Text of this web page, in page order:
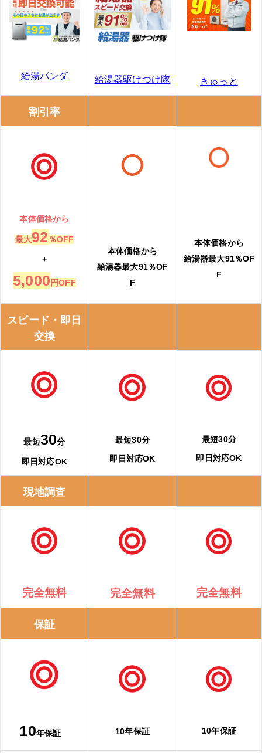
給湯パンダ 給湯器駆けつけ隊 きゅっと
割引率
本体価格から
最大92 ％OFF
+
5,000円OFF
本体価格から
給湯器最大91％OF
F
本体価格から
給湯器最大91％OF
F
スピード・即日
交換
最短30分
即日対応OK
最短30分
即日対応OK
最短30分
即日対応OK
現地調査
完全無料 完全無料 完全無料
保証
10年保証 10年保証 10年保証